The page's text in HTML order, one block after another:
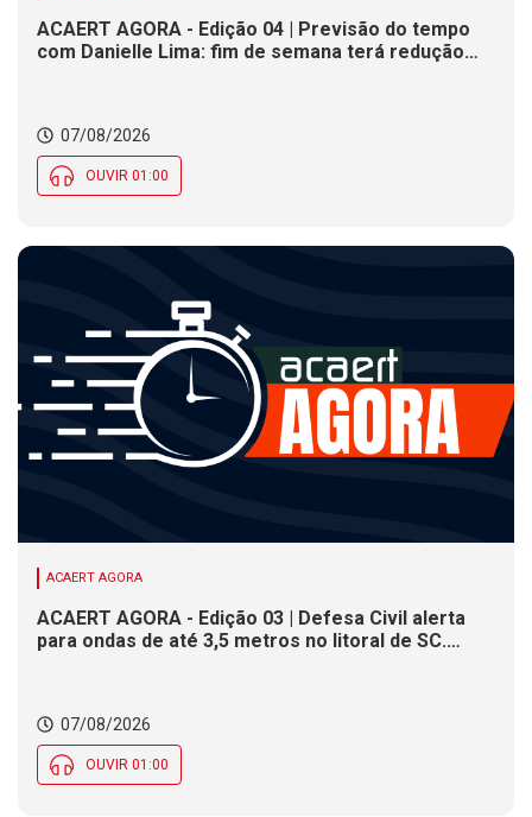
ACAERT AGORA - Edição 04 | Previsão do tempo
com Danielle Lima: fim de semana terá redução
07/08/2026
OUVIR 01:00
ACAERT AGORA
ACAERT AGORA - Edição 03 | Defesa Civil alerta
para ondas de até 3,5 metros no litoral de SC.
07/08/2026
OUVIR 01:00